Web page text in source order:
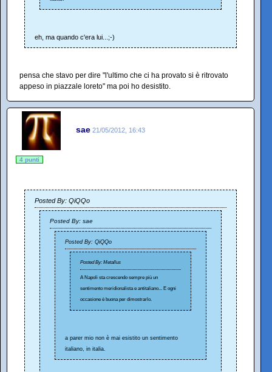
eh, ma quando c'era lui...;-)
pensa che stavo per dire "l'ultimo che ci ha provato si è ritrovato
appeso in piazzale loreto" ma poi ho desistito.
sae 21/05/2012, 16:43
4 punti
Posted By: QiQQo
Posted By: sae
Posted By: QiQQo
Posted By: Metallus
A Napoli sta crescendo sempre più un
sentimento meridionalista e antitaliano... E ogni
occasione è buona per dimostrarlo.
a parer mio non è mai esistito un sentimento
italiano, in italia.